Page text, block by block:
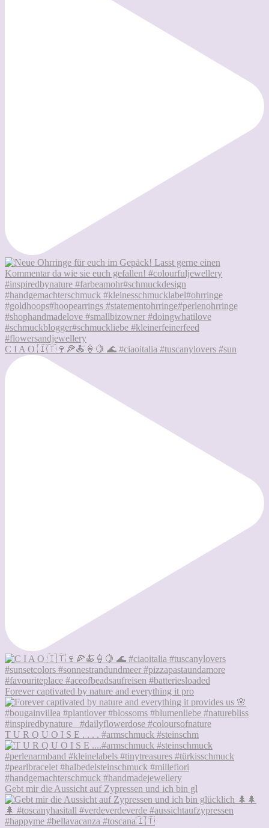
C I A O 🇮🇹🍷🍕🍝🍦🍋 🌊 #ciaoitalia #tuscanylovers #sun
Forever captivated by nature and everything it pro
T U R Q U O I S E . . . . #armschmuck #steinschm
Gebt mir die Aussicht auf Zypressen und ich bin gl